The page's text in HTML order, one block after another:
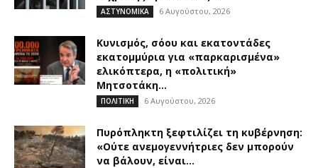
ΑΣΤΥΝΟΜΙΚΑ 6 Αυγούστου, 2026
Κυνισμός, σόου και εκατοντάδες
εκατομμύρια για «παρκαρισμένα»
ελικόπτερα, η «πολιτική»
Μητσοτάκη...
ΠΟΛΙΤΙΚΗ 6 Αυγούστου, 2026
Πυρόπληκτη ξεφτιλίζει τη κυβέρνηση:
«Ούτε ανεμογεννήτριες δεν μπορούν
να βάλουν, είναι...